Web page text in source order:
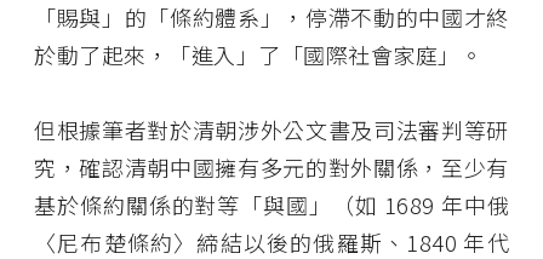
「賜與」的「條約體系」，停滯不動的中國才終
於動了起來，「進入」了「國際社會家庭」。
但根據筆者對於清朝涉外公文書及司法審判等研
究，確認清朝中國擁有多元的對外關係，至少有
基於條約關係的對等「與國」（如 1689 年中俄
〈尼布楚條約〉締結以後的俄羅斯、1840 年代